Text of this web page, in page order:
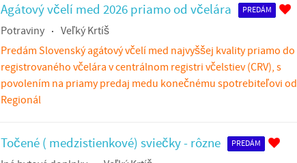
Agátový včelí med 2026 priamo od včelára PREDÁM
Potraviny
Veľký Krtíš
Predám Slovenský agátový včelí med najvyššej kvality priamo do
registrovaného včelára v centrálnom registri včelstiev (CRV), s
povolením na priamy predaj medu konečnému spotrebiteľovi od
Regionál
Točené ( medzistienkové) sviečky - rôzne PREDÁM